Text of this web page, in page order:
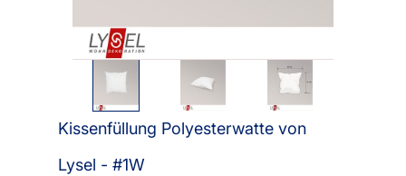
Kissenfüllung Polyesterwatte von
Lysel - #1W